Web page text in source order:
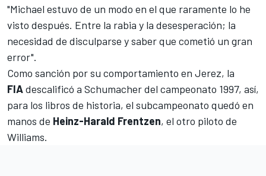
"Michael estuvo de un modo en el que raramente lo he
visto después. Entre la rabia y la desesperación; la
necesidad de disculparse y saber que cometió un gran
error".
Como sanción por su comportamiento en Jerez, la
FIAdescalificó a Schumacher del campeonato 1997, así,
para los libros de historia, el subcampeonato quedó en
manos de Heinz-Harald Frentzen, el otro piloto de
Williams.